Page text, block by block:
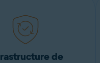
de